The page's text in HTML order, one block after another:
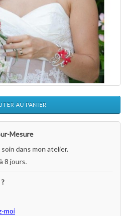
AU PANIER
Mesure
dans mon atelier.
8 jours.
moi